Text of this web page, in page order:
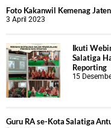
Foto Kakanwil Kemenag
3 April 2023
Ikuti
Salatiga
Reporting
15
Guru RA se-Kota Salatiga